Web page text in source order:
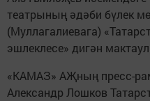
театрының әдәби бүлек
(Муллагалиевага)
эшлеклесе» дигән
«КАМАЗ» АҖның пресс-
Александр Лошков